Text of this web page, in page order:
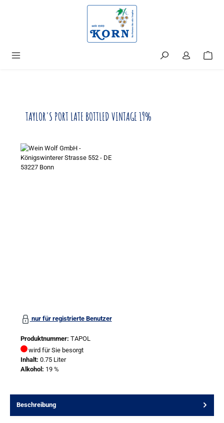
TAYLOR'S PORT LATE BOTTLED VINTAGE 19%
nur für registrierte Benutzer
Produktnummer: TAPOL
wird für Sie besorgt
Inhalt: 0.75 Liter
Alkohol: 19 %
Beschreibung